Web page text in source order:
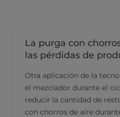
La purga con
las pérdidas de
Otra aplicación de la
el mezclador durante el
reducir la cantidad de
con chorros de aire